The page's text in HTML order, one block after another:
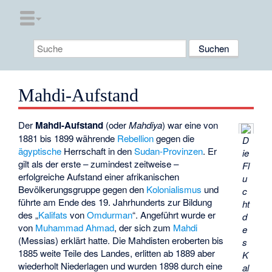
Mahdi-Aufstand
D
ie
Fl
u
c
ht
d
e
s
K
al
Der Mahdi-Aufstand (oderMahdiya) war eine von
1881 bis 1899 währende Rebelliongegen die
ägyptische Herrschaft in denSudan-Provinzen. Er
gilt als der erste – zumindest zeitweise –
erfolgreiche Aufstand einer afrikanischen
Bevölkerungsgruppe gegen den Kolonialismus und
führte am Ende des 19. Jahrhunderts zur Bildung
des „Kalifats vonOmdurman“. Angeführt wurde er
von Muhammad Ahmad, der sich zum Mahdi
(Messias) erklärt hatte. Die Mahdisten eroberten bis
1885 weite Teile des Landes, erlitten ab 1889 aber
wiederholt Niederlagen und wurden 1898 durch eine